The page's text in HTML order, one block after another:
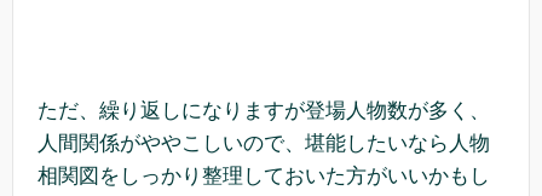
ただ、繰り返しになりますが登場人物数が多く、
人間関係がややこしいので、堪能したいなら人物
相関図をしっかり整理しておいた方がいいかもし